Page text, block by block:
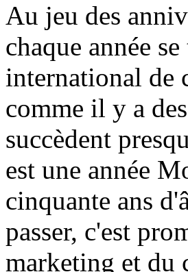
Au jeu des
chaque année
international de
comme il y a
succèdent
est une année
cinquante ans
passer, c'est
marketing et du